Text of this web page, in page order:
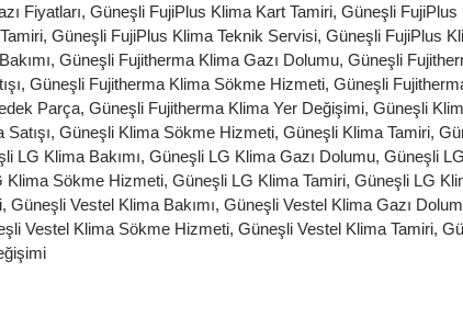
Fiyatları, Güneşli FujiPlus Klima Kart Tamiri, Güneşli FujiPlus
, Güneşli FujiPlus Klima Teknik Servisi, Güneşli FujiPlus
, Güneşli Fujitherma Klima Gazı Dolumu, Güneşli
, Güneşli Fujitherma Klima Sökme Hizmeti, Güneşli
Parça, Güneşli Fujitherma Klima Yer Değişimi, Güneşli
, Güneşli Klima Sökme Hizmeti, Güneşli Klima Tamiri,
LG Klima Bakımı, Güneşli LG Klima Gazı Dolumu, Güneşli
Klima Sökme Hizmeti, Güneşli LG Klima Tamiri, Güneşli LG
, Güneşli Vestel Klima Bakımı, Güneşli Vestel Klima Gazı
Vestel Klima Sökme Hizmeti, Güneşli Vestel Klima Tamiri,